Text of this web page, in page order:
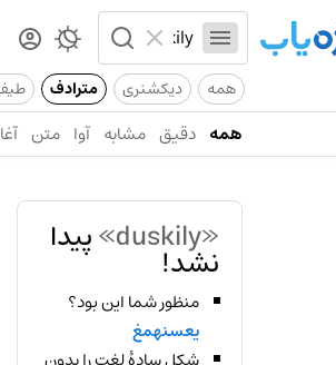
همه دیکشنری مترادف
همه دقیق مشابه آوا متن
«duskily» پیدا
نشد!
منظور شما این بود؟
یعسنهمغ